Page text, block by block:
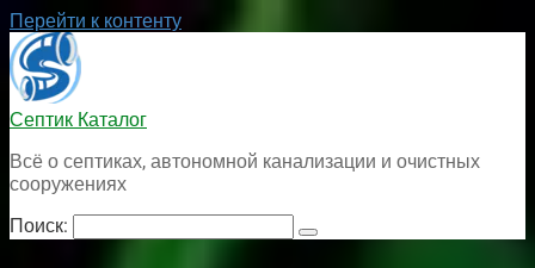
Перейти к контенту
Септик Каталог
Всё о септиках, автономной канализации и очистных
сооружениях
Поиск: